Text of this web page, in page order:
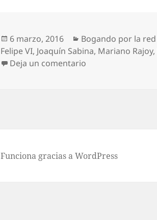
Publicado
el
6 marzo, 2016 Categorías
Bogando por la red
Felipe VI, Joaquín Sabina, Mariano Rajoy,
Deja un comentario
Funciona gracias a WordPress